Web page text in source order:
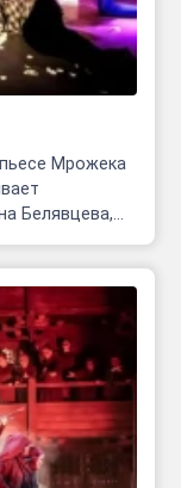
Мрожека
Белявцева,